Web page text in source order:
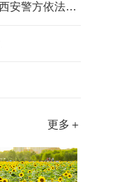
破坏围挡逃票入场 ——“黄牛”被西安警方依法拘留
更多＋